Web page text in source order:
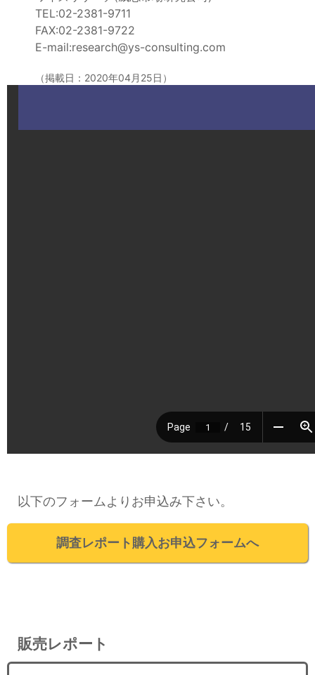
TEL:02-2381-9711
FAX:02-2381-9722
E-mail:research@ys-consulting.com
（掲載日：2020年04月25日）
以下のフォームよりお申込み下さい。
調査レポート購入お申込フォームへ
販売レポート